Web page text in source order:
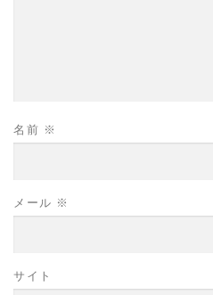
名前 ※
メール ※
サイト